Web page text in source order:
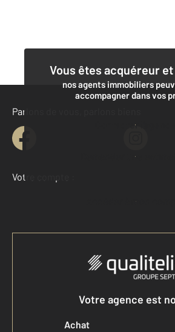
Vous êtes acquéreur
nos agents immobiliers
accompagner dans vos
Contacter l'agence
Demander une
Parlons de vous, parlons biens
Votre compte :
Accéder à mon
Votre agence est
Achat